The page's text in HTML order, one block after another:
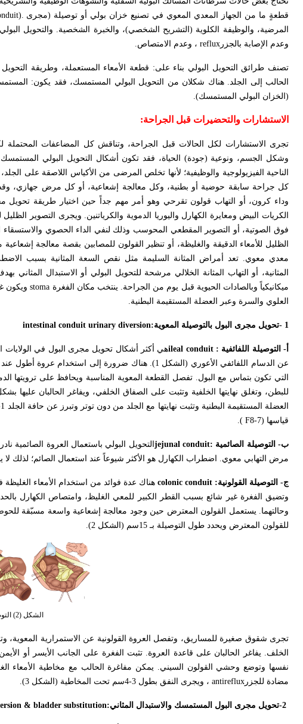
قطعةٍ ما من الجهاز المعدي المعوي في تصنيع خزان بولي أو توصيلة (مجرى
المرضية، والوظيفة الكلوية (التشريح الشخصي)، والخبرة الشخصية. والتحويل
وعدم الإصابة بالجزر reflux ، وعدم الامتصاص.
تصنف طرائق التحويل البولي بناء على: قطعة الأمعاء المستعملة، وطريقة
الحالب إلى الجلد. هناك شكلان من التحويل البولي المستمسك، فقد يكون:
(الخزان البولي المستمسك).
الاستشارات والتحضيرات قبل الجراحة:
تجرى الاستشارات لكل الحالات قبل الجراحة، وتناقش كل المضاعفات المحتملة
وشكل الجسم، ونوعية (جودة) الحياة، فقد تكون أشكال التحويل البولي
الناحية الفيزيولوجية والوظيفية؛ لأنها تخلص المرضى من الأكياس اللاصقة على
كل جراحة سابقة حوضية أو بطنية، وكل معالجة إشعاعية، أو كل مرض جهازي،
وداء كرون، أو التهاب قولون تقرحي وهو أمر مهم جداً حين اختيار طريقة تحويل
الكريات البيض ومعايرة الكهارل واليوريا الدموية والكرياتنين. ويجرى التصوير
فوق الصوتية، أو التصوير المقطعي المحوسب وذلك لنفي الداء الحصوي والاستسقاء
الظليل للأمعاء الدقيقة والغليظة، أو تنظير القولون للمصابين بقصة معالجة
معدي معوي. تعد أمراض المثانة السليمة مثل نقص السعة المثانية بسبب
المثانية، أو التهاب المثانة الخلالي مرشحة للتحويل البولي أو الاستبدال
ميكانيكياً وبالصادات الحيوية قبل يوم من الجراحة. ينتخب مكان الفغرة stoma ويكون
العلوي والسرة وعبر العضلة المستقيمة البطنية.
- 1تحويل مجرى البول بالتوصيلة المعويةintestinal conduit urinary diversion:
أ- التوصيلة اللفائفية ileal conduit :
عن الدسام اللفائفي الأعوري (الشكل 1). هناك ضرورة
التي تكون بتماس مع البول. تفصل القطعة المعوية المناسبة ويحافظ على ترويتها
للبطن، وتغلق نهايتها الخلفية وتثبت على الصفاق الخلفي، ويفاغر الحالبان عليها
العضلة المستقيمة البطنية وتثبت نهايتها مع الجلد من دون توتر وتبرز عن حافة الجلد 1-1.5 سم. توضع دعامة (استنت
قياسها (7-8
F
).
ب- التوصيلة الصائمية jejunal conduit: التحويل البولي باستعمال العروة الصائمية
مرض التهابي معوي. اضطراب الكهارل هو الأكثر شيوعاً عند استعمال الصائم؛ لذلك
ج- التوصيلة القولونيةcolonic conduit : هناك عدة فوائد من استخدام الأمعاء الغليظة
وتضيق الفغرة غير شائع بسبب القطر الكبير للمعي الغليظ، وامتصاص الكهارل
وحالتهما. يستعمل القولون المعترض حين وجود معالجة إشعاعية واسعة مسبّقة
للقولون المعترض ويحدد طول التوصيلة بـ 15سم (الشكل 2).
الشكل (2) التوصيلة القولونية.
تجرى شقوق صغيرة للمساريق، وتفصل العروة القولونية عن الاستمرارية المعوية،
الخلف. يفاغر الحالبان على قاعدة العروة. تثبت الفغرة على الجانب الأيسر أو
نفسها وتوضع وحشي القولون السيني. يمكن مفاغرة الحالب مع مخاطية الأمعاء
مضادة للجزر antireflux ، ويجرى النفق بطول 3-4سم تحت المخاطية (الشكل 3).
-2تحويل مجرى البول المستمسك والاستبدال المثاني& bladder substitution: